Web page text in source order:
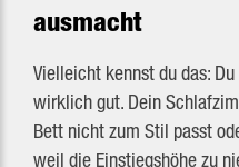
ausmacht
Vielleicht kennst du das:
wirklich gut. Dein
Bett nicht zum Stil passt
weil die Einstiegshöhe zu